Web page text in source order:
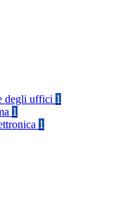
degli uffici 1
1
1